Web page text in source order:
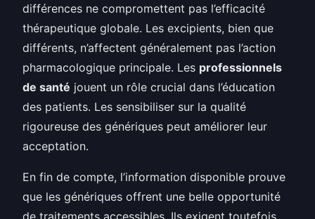
différences ne compromettent pas l’efficacité
thérapeutique globale. Les excipients, bien que
différents, n’affectent généralement pas l’action
pharmacologique principale. Les professionnels
de santé jouent un rôle crucial dans l’éducation
des patients. Les sensibiliser sur la qualité
rigoureuse des génériques peut améliorer leur
acceptation.
En fin de compte, l’information disponible prouve
que les génériques offrent une belle opportunité
de traitements accessibles. Ils exigent toutefois